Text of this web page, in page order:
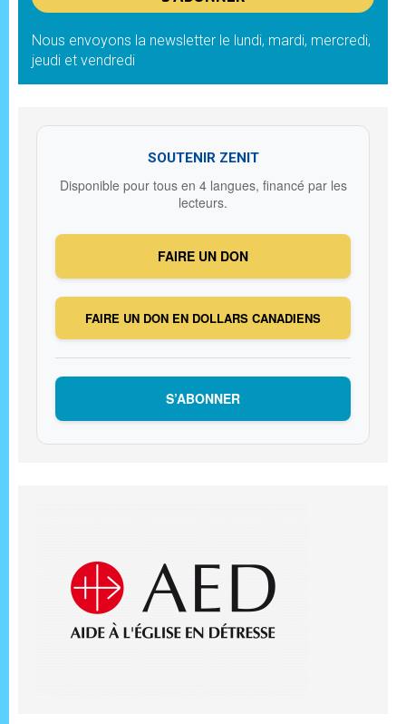
Nous envoyons la newsletter le lundi, mardi, mercredi,
jeudi et vendredi
SOUTENIR ZENIT
Disponible pour tous en 4 langues, financé par les
lecteurs.
FAIRE UN DON
FAIRE UN DON EN DOLLARS CANADIENS
S’ABONNER